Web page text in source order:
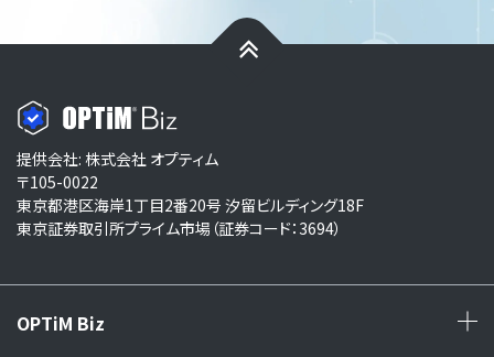
提供会社: 株式会社 オプティム
〒105-0022
東京都港区海岸1丁目2番20号 汐留ビルディング18F
東京証券取引所プライム市場（証券コード：3694）
OPTiM Biz